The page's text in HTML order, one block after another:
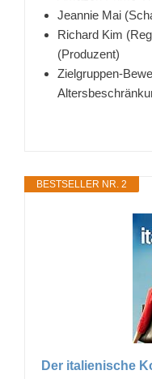
Jeannie Mai
Richard Kim
(Produzent)
Zielgruppen-
BESTSELLER NR. 2
Der italienische